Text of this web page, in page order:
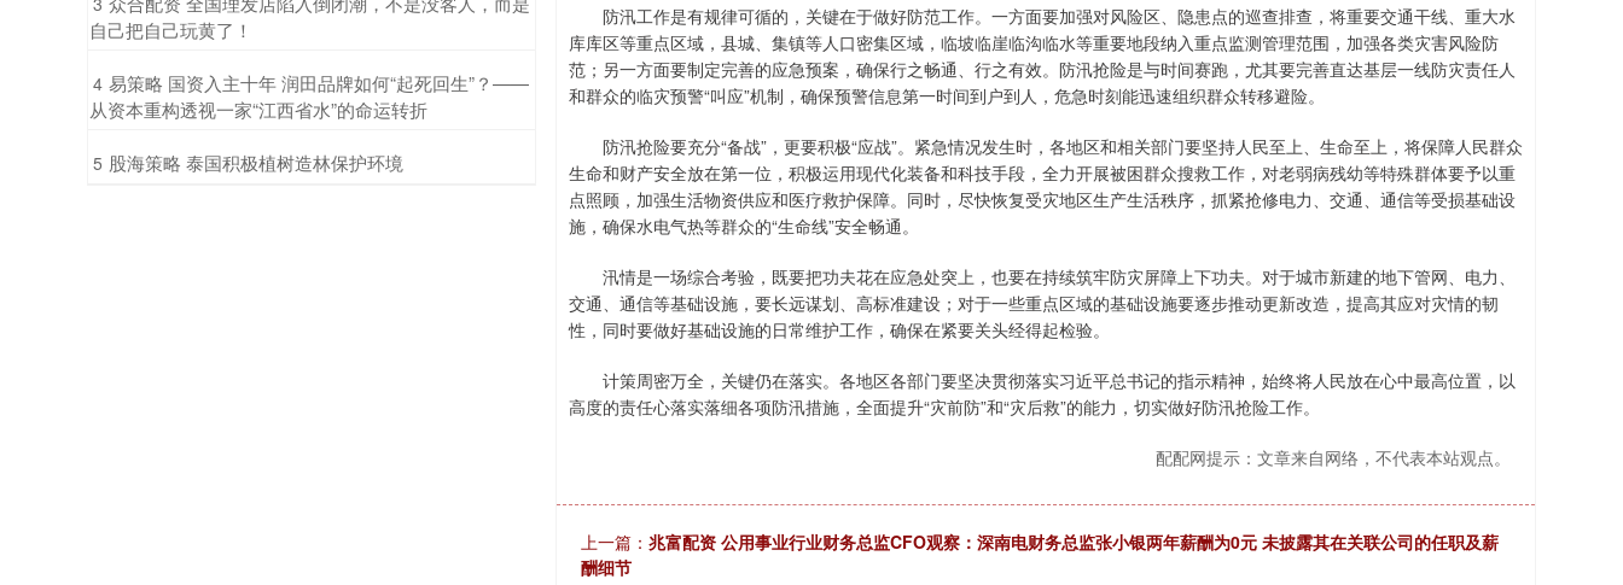
防汛工作是有规律可循的，关键在于做好防范工作。一方面要加强对风险区、隐患点的巡查排查，将重要交通干线、重大水
库库区等重点区域，县城、集镇等人口密集区域，临坡临崖临沟临水等重要地段纳入重点监测管理范围，加强各类灾害风险防
范；另一方面要制定完善的应急预案，确保行之畅通、行之有效。防汛抢险是与时间赛跑，尤其要完善直达基层一线防灾责任人
和群众的临灾预警“叫应”机制，确保预警信息第一时间到户到人，危急时刻能迅速组织群众转移避险。
防汛抢险要充分“备战”，更要积极“应战”。紧急情况发生时，各地区和相关部门要坚持人民至上、生命至上，将保障人民群众
生命和财产安全放在第一位，积极运用现代化装备和科技手段，全力开展被困群众搜救工作，对老弱病残幼等特殊群体要予以重
点照顾，加强生活物资供应和医疗救护保障。同时，尽快恢复受灾地区生产生活秩序，抓紧抢修电力、交通、通信等受损基础设
施，确保水电气热等群众的“生命线”安全畅通。
汛情是一场综合考验，既要把功夫花在应急处突上，也要在持续筑牢防灾屏障上下功夫。对于城市新建的地下管网、电力、
交通、通信等基础设施，要长远谋划、高标准建设；对于一些重点区域的基础设施要逐步推动更新改造，提高其应对灾情的韧
性，同时要做好基础设施的日常维护工作，确保在紧要关头经得起检验。
计策周密万全，关键仍在落实。各地区各部门要坚决贯彻落实习近平总书记的指示精神，始终将人民放在心中最高位置，以
高度的责任心落实落细各项防汛措施，全面提升“灾前防”和“灾后救”的能力，切实做好防汛抢险工作。
配配网提示：文章来自网络，不代表本站观点。
上一篇： 兆富配资 公用事业行业财务总监CFO观察：深南电财务总监张小银两年薪酬为0元 未披露其在关联公司的任职及薪
酬细节
自己把自己玩黄了！
4 ​易策略 国资入主十年 润田品牌如何“起死回生”？——
从资本重构透视一家“江西省水”的命运转折
5 ​股海策略 泰国积极植树造林保护环境